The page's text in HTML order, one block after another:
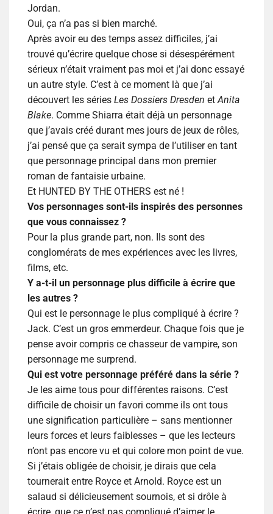
Jordan.
Oui, ça n’a pas si bien marché.
Après avoir eu des temps assez difficiles, j’ai
trouvé qu’écrire quelque chose si désespérément
sérieux n’était vraiment pas moi et j’ai donc essayé
un autre style. C’est à ce moment là que j’ai
découvert les séries Les Dossiers Dresden etAnita
Blake. Comme Shiarra était déjà un personnage
que j’avais créé durant mes jours de jeux de rôles,
j’ai pensé que ça serait sympa de l’utiliser en tant
que personnage principal dans mon premier
roman de fantaisie urbaine.
Et HUNTED BY THE OTHERS est né !
Vos personnages sont-ils inspirés des personnes
que vous connaissez ?
Pour la plus grande part, non. Ils sont des
conglomérats de mes expériences avec les livres,
films, etc.
Y a-t-il un personnage plus difficile à écrire que
les autres ?
Qui est le personnage le plus compliqué à écrire ?
Jack. C’est un gros emmerdeur. Chaque fois que je
pense avoir compris ce chasseur de vampire, son
personnage me surprend.
Qui est votre personnage préféré dans la série ?
Je les aime tous pour différentes raisons. C’est
difficile de choisir un favori comme ils ont tous
une signification particulière – sans mentionner
leurs forces et leurs faiblesses – que les lecteurs
n’ont pas encore vu et qui colore mon point de vue.
Si j’étais obligée de choisir, je dirais que cela
tournerait entre Royce et Arnold. Royce est un
salaud si délicieusement sournois, et si drôle à